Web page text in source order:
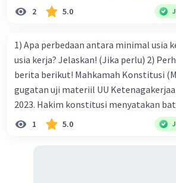
a. Majapahit b. Demak c. Tarumanegara
Kerajaan Mataram Islam mencapai
Sultan Ageng Tirtayasa d. Sultan
Islam pertama di Indonesia adalah …. a.
Gowa-Tallo d. Samudra Pasai 5. Berikut
peninggalan kerajaan Islam, kecuali …
Menara Kudus c. Candi Borobudur d.
Kerajaan Majapahit dikenal dengan
2 5.0
1) Apa perbedaan antara minimal usia
usia kerja? Jelaskan! (Jika perlu) 2)
berita berikut! Mahkamah Konstitusi
gugatan uji materiil UU
2023. Hakim konstitusi menyatakan
kerja tidak termasuk bentuk
permohonan pemohon untuk
1 5.0